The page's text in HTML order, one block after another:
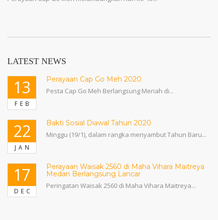
LATEST NEWS
13
FEB
Perayaan Cap Go Meh 2020
Pesta Cap Go Meh Berlangsung Meriah di...
22
JAN
Bakti Sosial Diawal Tahun 2020
Minggu (19/1), dalam rangka menyambut Tahun Baru...
17
DEC
Perayaan Waisak 2560 di Maha Vihara Maitreya
Medan Berlangsung Lancar
Peringatan Waisak 2560 di Maha Vihara Maitreya...